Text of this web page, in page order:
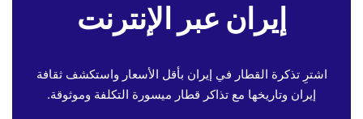
إيران عبر الإنترنت
اشترِ تذكرة القطار في إيران بأقل الأسعار واستكشف ثقافة
إيران وتاريخها مع تذاكر قطار ميسورة التكلفة وموثوقة.